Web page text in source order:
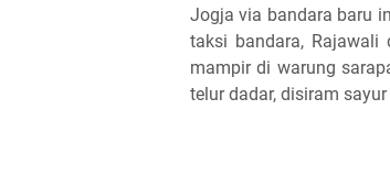
Jogja via bandara baru
taksi bandara,
mampir di warung
telur dadar, disiram